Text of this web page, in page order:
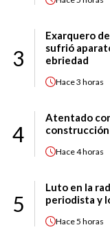
3
Exarquero
sufrió
ebriedad
Hace3 horas
4
Atentado
Hace4 horas
5
Luto en la
periodista y
Hace5 horas